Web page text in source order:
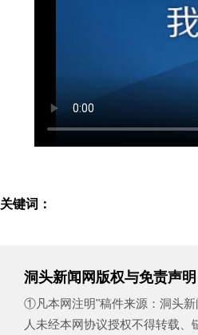
关键词：
洞头新闻网版权与免责声明
①凡本网注明"稿件来源：洞头新
人未经本网协议授权不得转载